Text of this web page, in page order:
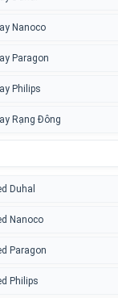
Nanoco
Paragon
Philips
Rạng Đông
Duhal
Nanoco
Paragon
Philips